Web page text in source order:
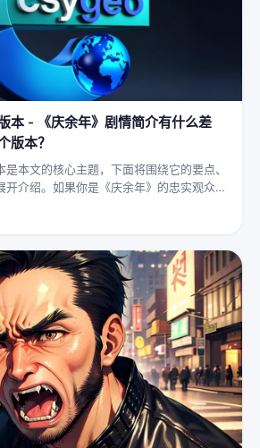
本 - 《庆余年》剧情简介有什么差
版本？
本文的核心主题，下面将围绕它的要点、
开介绍。如果你是《庆余年》的忠实观众，
视频平台上呈现出两个略有差异的版本，